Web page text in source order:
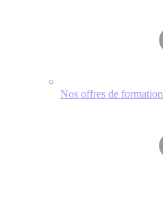
Nos offres de formation